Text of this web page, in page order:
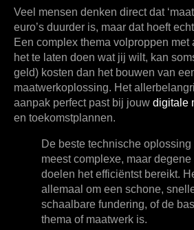
Veel mensen denken direct dat
euro’s duurder is, maar dat hoeft
Een complex thema volproppen
het te laten doen wat jij wilt, kan
geld) kosten dan het bouwen van
maatwerkoplossing. Het
aanpak perfect past bij jouw digitale
en toekomstplannen.
De beste technische oplossing
meest complexe, maar
doelen het efficiëntst bereikt.
allemaal om een schone,
schaalbare fundering, of de
thema of maatwerk is.